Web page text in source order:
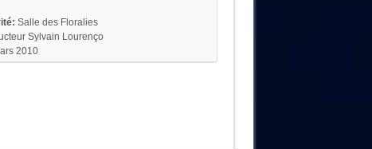
Salle des Floralies
Sylvain Lourenço
2010